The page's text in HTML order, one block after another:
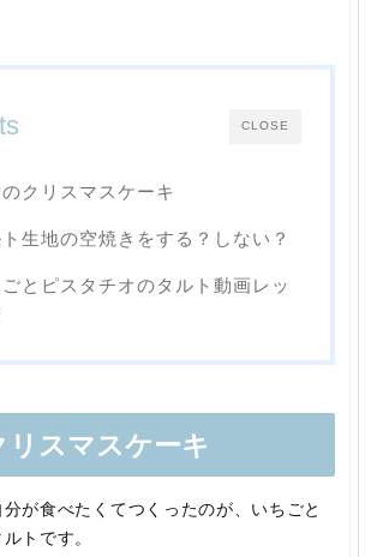
CLOSE
クリスマスケーキ
生地の空焼きをする？しない？
とピスタチオのタルト動画レッ
リスマスケーキ
が食べたくてつくったのが、いちごと
トです。